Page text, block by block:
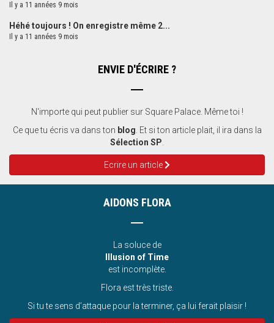
Il y a 11 années 9 mois
Héhé toujours ! On enregistre même 2...
Il y a 11 années 9 mois
ENVIE D'ÉCRIRE ?
N'importe qui peut publier sur Square Palace. Même toi !
Ce que tu écris va dans ton blog . Et si ton article plait, il ira dans la
Sélection SP
Ecrire un article
AIDONS FLORA
La soluce de
Illusion of Time
est incomplète.
Flora est très triste.
Si tu te sens d’attaque pour la terminer, ça lui ferait plaisir !